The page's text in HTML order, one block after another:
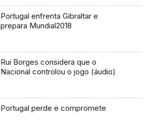
Portugal enfrenta Gibraltar e
prepara Mundial2018
Rui Borges considera que o
Nacional controlou o jogo (áudio)
Portugal perde e compromete